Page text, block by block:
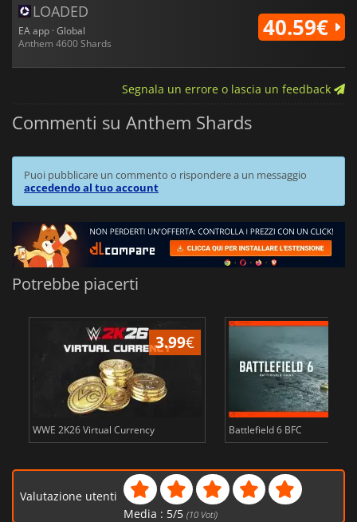
LOADED
EA app · Global
Anthem 4600 Shards
40.59€
Segnala un errore o lascia un feedback
Commenti su Anthem Shards
Puoi pubblicare un commento o rispondere a un messaggio
accedendo al tuo account
Potrebbe piacerti
3.99€
WWE 2K26 Virtual Currency Battlefield 6 BFC
Valutazione utenti
Media : 5/5 (10Voti)